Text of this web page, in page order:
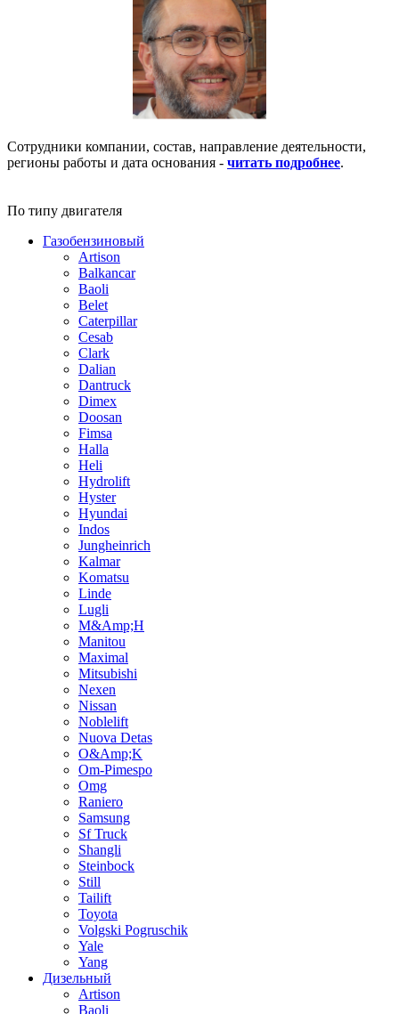
Сотрудники компании, состав, направление деятельности,
регионы работы и дата основания - читать подробнее.
По типу двигателя
Газобензиновый
Artison
Balkancar
Baoli
Belet
Caterpillar
Cesab
Clark
Dalian
Dantruck
Dimex
Doosan
Fimsa
Halla
Heli
Hydrolift
Hyster
Hyundai
Indos
Jungheinrich
Kalmar
Komatsu
Linde
Lugli
M&Amp;H
Manitou
Maximal
Mitsubishi
Nexen
Nissan
Noblelift
Nuova Detas
O&Amp;K
Om-Pimespo
Omg
Raniero
Samsung
Sf Truck
Shangli
Steinbock
Still
Tailift
Toyota
Volgski Pogruschik
Yale
Yang
Дизельный
Artison
Baoli